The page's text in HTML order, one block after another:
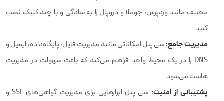
مختلف مانند وردپرس، جوملا و دروپال را به سادگی و با چند کلیک نصب
کنند.
مدیریت جامع:سی پنل امکاناتی مانند مدیریت فایل، پایگاه‌داده، ایمیل و
DNS را در یک محیط واحد فراهم می‌کند که باعث سهولت در مدیریت
هاست می‌شود.
پشتیبانی از امنیت:
سی پنل ابزارهایی برای مدیریت گواهی‌های SSL و